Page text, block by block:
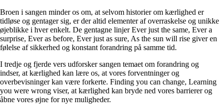
Broen i sangen minder os om, at selvom historier om kærlighed er
tidløse og gentager sig, er der altid elementer af overraskelse og unikke
øjeblikke i hver enkelt. De gentagne linjer Ever just the same, Ever a
surprise, Ever as before, Ever just as sure, As the sun will rise giver en
følelse af sikkerhed og konstant forandring på samme tid.
I tredje og fjerde vers udforsker sangen temaet om forandring og
indser, at kærlighed kan lære os, at vores forventninger og
overbevisninger kan være forkerte. Finding you can change, Learning
you were wrong viser, at kærlighed kan bryde ned vores barrierer og
åbne vores øjne for nye muligheder.